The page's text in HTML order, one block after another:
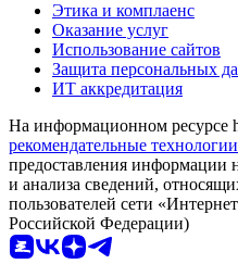
Этика и комплаенс
Оказание услуг
Использование сайтов
Защита персональных
ИТ аккредитация
На информационном ресурсе
рекомендательные технологии
предоставления информации
и анализа сведений,
пользователей сети
Российской Федерации)